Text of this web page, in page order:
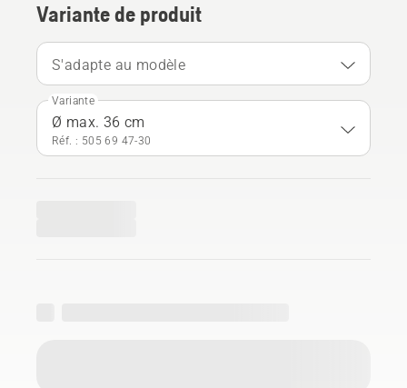
Variante de produit
S'adapte au modèle
Variante
Ø max. 36 cm
Réf. : 505 69 47‑30